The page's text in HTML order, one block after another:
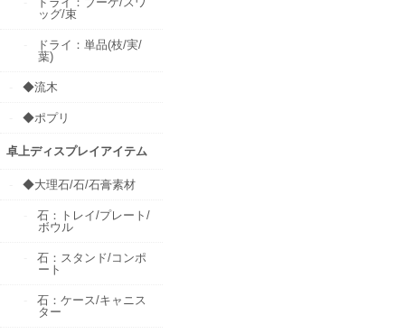
ッグ/束
ドライ：単品(枝/実/
葉)
◆流木
◆ポプリ
卓上ディスプレイアイテム
◆大理石/石/石膏素材
石：トレイ/プレート/
ボウル
石：スタンド/コンポ
ート
石：ケース/キャニス
ター